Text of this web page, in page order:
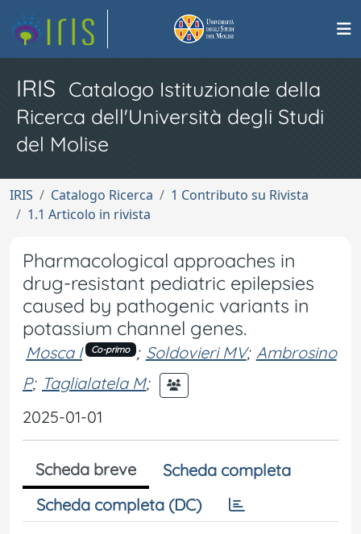
IRIS Catalogo Istituzionale della
Ricerca dell'Università degli Studi
del Molise
IRIS Catalogo Ricerca
1 Contributo su Rivista
1.1 Articolo in rivista
Pharmacological approaches in
drug-resistant pediatric epilepsies
caused by pathogenic variants in
potassium channel genes.
Mosca I Co-primo ; Soldovieri MV; Ambrosino
P; Taglialatela M;
2025-01-01
Scheda breve
Scheda completa
Scheda completa (DC)